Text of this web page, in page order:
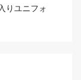
りユニフォ